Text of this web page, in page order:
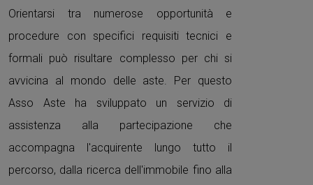
Orientarsi tra numerose opportunità e
procedure con specifici requisiti tecnici e
formali può risultare complesso per chi si
avvicina al mondo delle aste. Per questo
Asso Aste ha sviluppato un servizio di
assistenza alla partecipazione che
accompagna l'acquirente lungo tutto il
percorso, dalla ricerca dell'immobile fino alla